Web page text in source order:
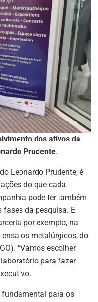
dos ativos da
Prudente.
Leonardo Prudente, é
do que cada
pode ter também
fases da pesquisa. E
por exemplo, na
metalúrgicos, do
“Vamos escolher
para fazer
fundamental para os
setor mineral